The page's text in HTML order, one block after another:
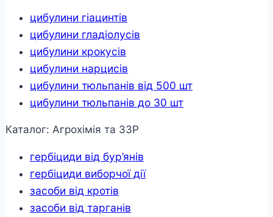
цибулини гіацинтів
цибулини гладіолусів
цибулини крокусів
цибулини нарцисів
цибулини тюльпанів від 500 шт
цибулини тюльпанів до 30 шт
Каталог: Агрохімія та ЗЗР
гербіциди від бур’янів
гербіциди виборчої дії
засоби від кротів
засоби від тарганів